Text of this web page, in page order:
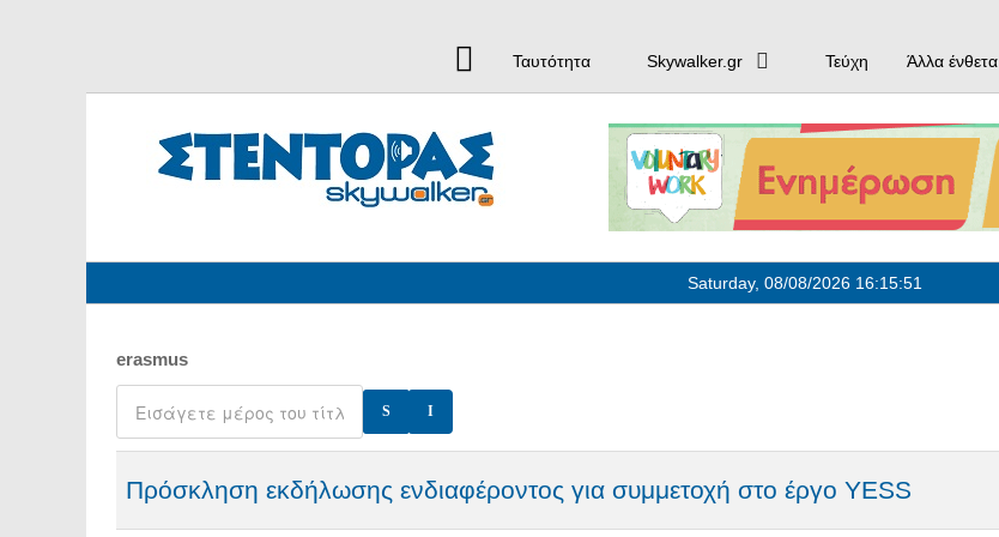
Ταυτότητα Skywalker.gr Τεύχη Άλλα ένθετα
Saturday, 08/08/2026 16:15:52
erasmus
Πρόσκληση εκδήλωσης ενδιαφέροντος για συμμετοχή στο έργο YESS